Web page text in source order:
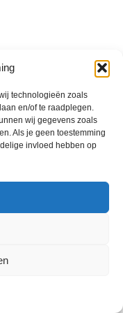
technologieën zoals
en/of te raadplegen.
wij gegevens zoals
Als je geen toestemming
invloed hebben op
29029262 - BTW nr